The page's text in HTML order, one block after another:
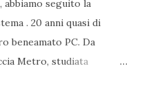
seguito la
. 20 anni quasi di
beneamato PC. Da
Metro, studiata